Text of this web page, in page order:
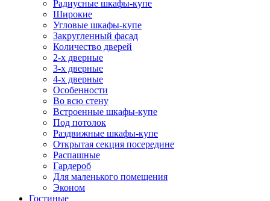
Радиусные шкафы-купе
Широкие
Угловые шкафы-купе
Закругленный фасад
Количество дверей
2-х дверные
3-х дверные
4-х дверные
Особенности
Во всю стену
Встроенные шкафы-купе
Под потолок
Раздвижные шкафы-купе
Открытая секция посередине
Распашные
Гардероб
Для маленького помещения
Эконом
Гостиные